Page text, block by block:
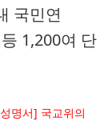
국민연
1,200여 단
명서] 국교위의